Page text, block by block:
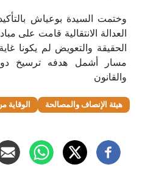
وختمت السيدة بوعياش
العدالة الانتقالية قامت على
الحقيقة والتعويض لم يكونا
مسار أشمل هدفه ترسيخ
والقانون
هيئة الإنصاف والمصالحة الوقاية